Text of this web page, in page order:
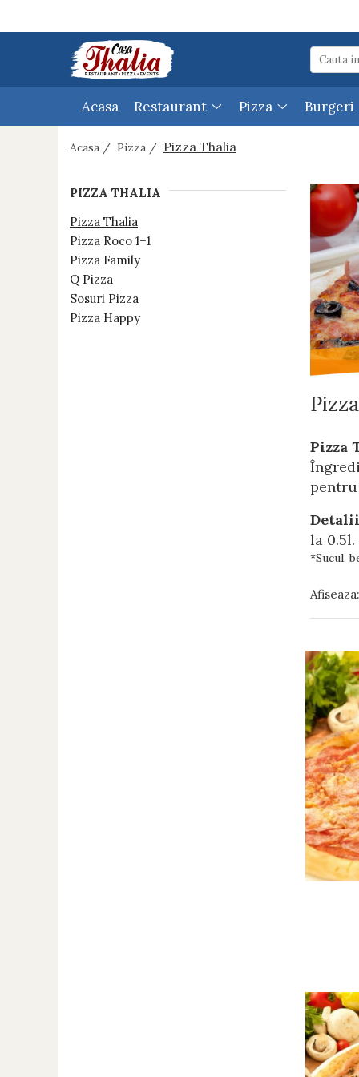
Restaurant
Burgeri
Specialitati
Salate - Specialitati
Gustari reci
Gustari calde
Ciorbe/Supe
Preparate din pasare
Pizza Happy
Pizza Thalia
Pizza Roco 1+1
Sosuri Pizza
Sala evenimente
Botez
Eveniment Special
Acasa Restaurant Pizza Burgeri
Acasa / Pizza / Pizza Thalia
Pizza
la 0.5l.
*Sucul,
PIZZA THALIA
Pizza Thalia
Pizza Roco 1+1
Pizza Family
Q Pizza
Sosuri Pizza
Pizza Happy
Afiseaza: